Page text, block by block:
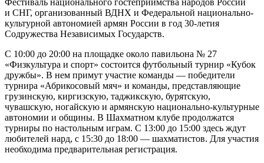
и СНГ, организованный ВДНХ и Федеральной национально-
культурной автономией армян России в год 30-летия
Содружества Независимых Государств.
С 10:00 до 20:00 на площадке около павильона № 27
«Физкультура и спорт» состоится футбольный турнир «Кубок
дружбы». В нем примут участие команды — победители
турнира «Абрикосовый мяч» и команды, представляющие
грузинскую, киргизскую, таджикскую, бурятскую,
чувашскую, ногайскую и армянскую национально-культурные
автономии и общины. В Шахматном клубе продолжатся
турниры по настольным играм. С 13:00 до 15:00 здесь ждут
любителей нард, с 15:30 до 18:00 — шахматистов. Для участия
необходима предварительная регистрация.